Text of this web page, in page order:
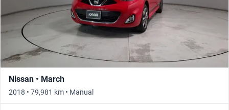
Nissan • March
2018 • 79,981 km • Manual